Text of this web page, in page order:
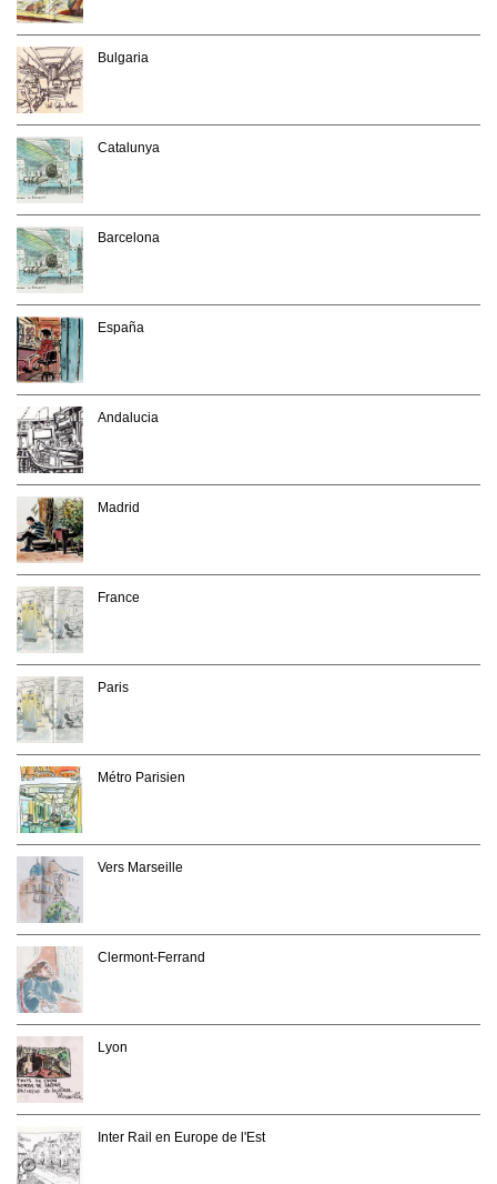
Bulgaria
Catalunya
Barcelona
España
Andalucia
Madrid
France
Paris
Métro Parisien
Vers Marseille
Clermont-Ferrand
Lyon
Inter Rail en Europe de l'Est